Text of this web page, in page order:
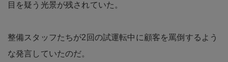
目を疑う光景が残されていた。
整備スタッフたちが2回の試運転中に顧客を罵倒するよう
な発言していたのだ。